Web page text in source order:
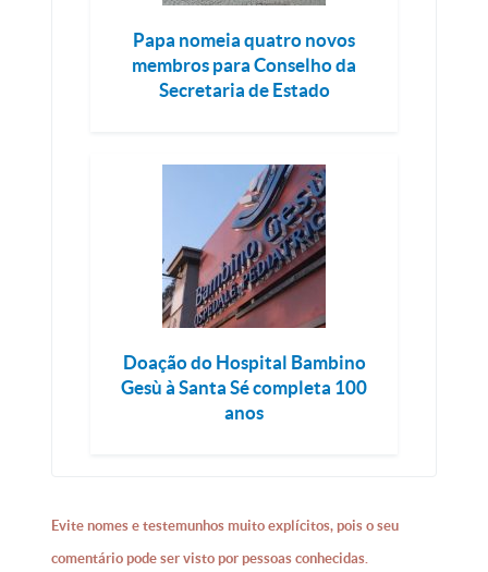
Papa nomeia quatro novos
membros para Conselho da
Secretaria de Estado
Doação do Hospital Bambino
Gesù à Santa Sé completa 100
anos
Evite nomes e testemunhos muito explícitos, pois o seu
comentário pode ser visto por pessoas conhecidas.